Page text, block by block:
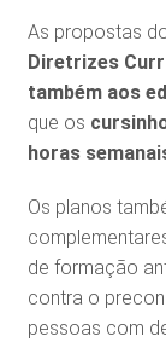
As propostas
Diretrizes
também aos
que os
horas
Os planos
de formação
contra o
pessoas com